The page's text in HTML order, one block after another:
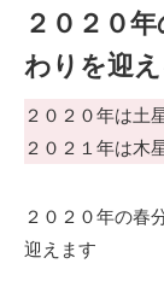
２０２０
わりを迎
２０２０年は土
２０２１年は木
２０２０年の春
迎えます